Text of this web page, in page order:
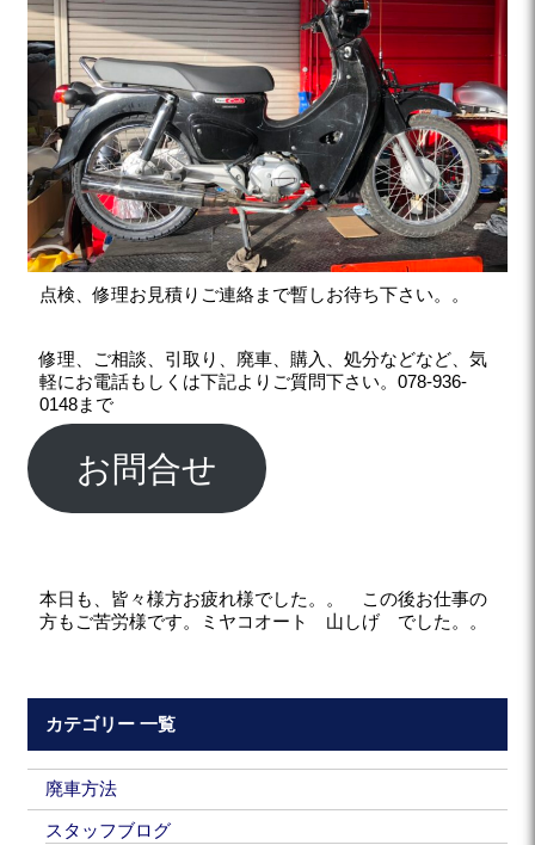
点検、修理お見積りご連絡まで暫しお待ち下さい。。
修理、ご相談、引取り、廃車、購入、処分などなど、気
軽にお電話もしくは下記よりご質問下さい。078-936-
0148まで
お問合せ
本日も、皆々様方お疲れ様でした。。 この後お仕事の
方もご苦労様です。ミヤコオート 山しげ でした。。
カテゴリー 一覧
廃車方法
スタッフブログ